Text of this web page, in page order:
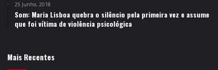
25 Junho, 2018
Som: Maria Lisboa quebra o silêncio pela primeira vez e assume
que foi vítima de violência psicológica
Mais Recentes